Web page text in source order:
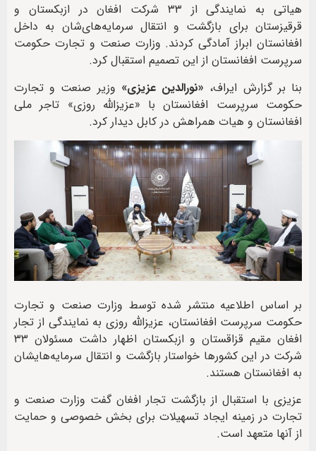
هیاتی به نمایندگی از ۳۳ شرکت افغان در ازبکستان و
قرقیزستان برای بازگشت و انتقال سرمایه‌های‌شان به داخل
افغانستان ابراز آمادگی کردند. وزارت صنعت و تجارت حکومت
سرپرست افغانستان از این تصمیم استقبال کرد.
بنا بر گزارش ایراف، «نورالدین عزیزی» وزیر صنعت و تجارت
حکومت سرپرست افغانستان با «عزیزالله روزی» تاجر ملی
افغانستان و هیات همراهش در کابل دیدار کرد.
بر اساس اطلاعیه منتشر شده توسط وزارت صنعت و تجارت
حکومت سرپرست افغانستان، عزیزالله روزی به نمایندگی از تجار
افغان مقیم قزاقستان و ازبکستان اظهار داشت مسئولان ۳۳
شرکت در این کشورها خواستار بازگشت و انتقال سرمایه‌هایشان
به افغانستان هستند.
عزیزی با استقبال از بازگشت تجار افغان گفت وزارت صنعت و
تجارت در زمینه ایجاد تسهیلات برای بخش خصوصی و حمایت
از آنها متعهد است.